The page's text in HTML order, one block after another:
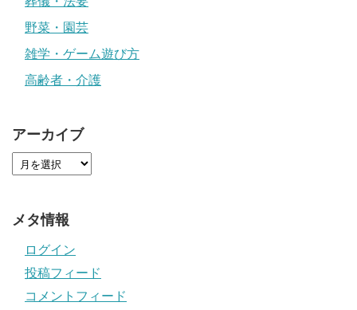
野菜・園芸
雑学・ゲーム遊び方
高齢者・介護
アーカイブ
メタ情報
ログイン
投稿フィード
コメントフィード